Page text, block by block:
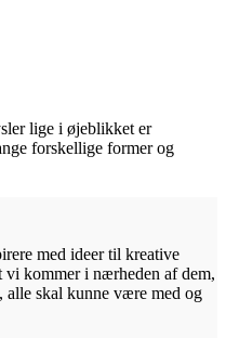
lige i øjeblikket er
forskellige former og
med ideer til kreative
vi kommer i nærheden af dem,
alle skal kunne være med og